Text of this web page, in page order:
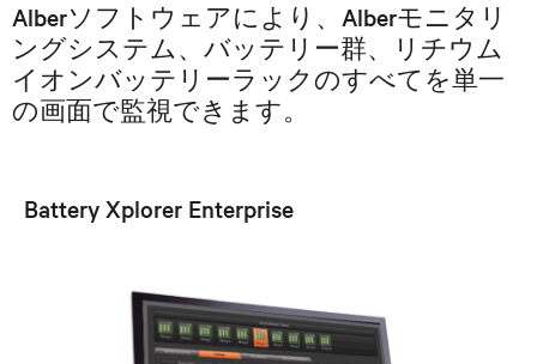
Alberソフトウェアにより、Alberモニタリ
ングシステム、バッテリー群、リチウム
イオンバッテリーラックのすべてを単一
の画面で監視できます。
Battery Xplorer Enterprise